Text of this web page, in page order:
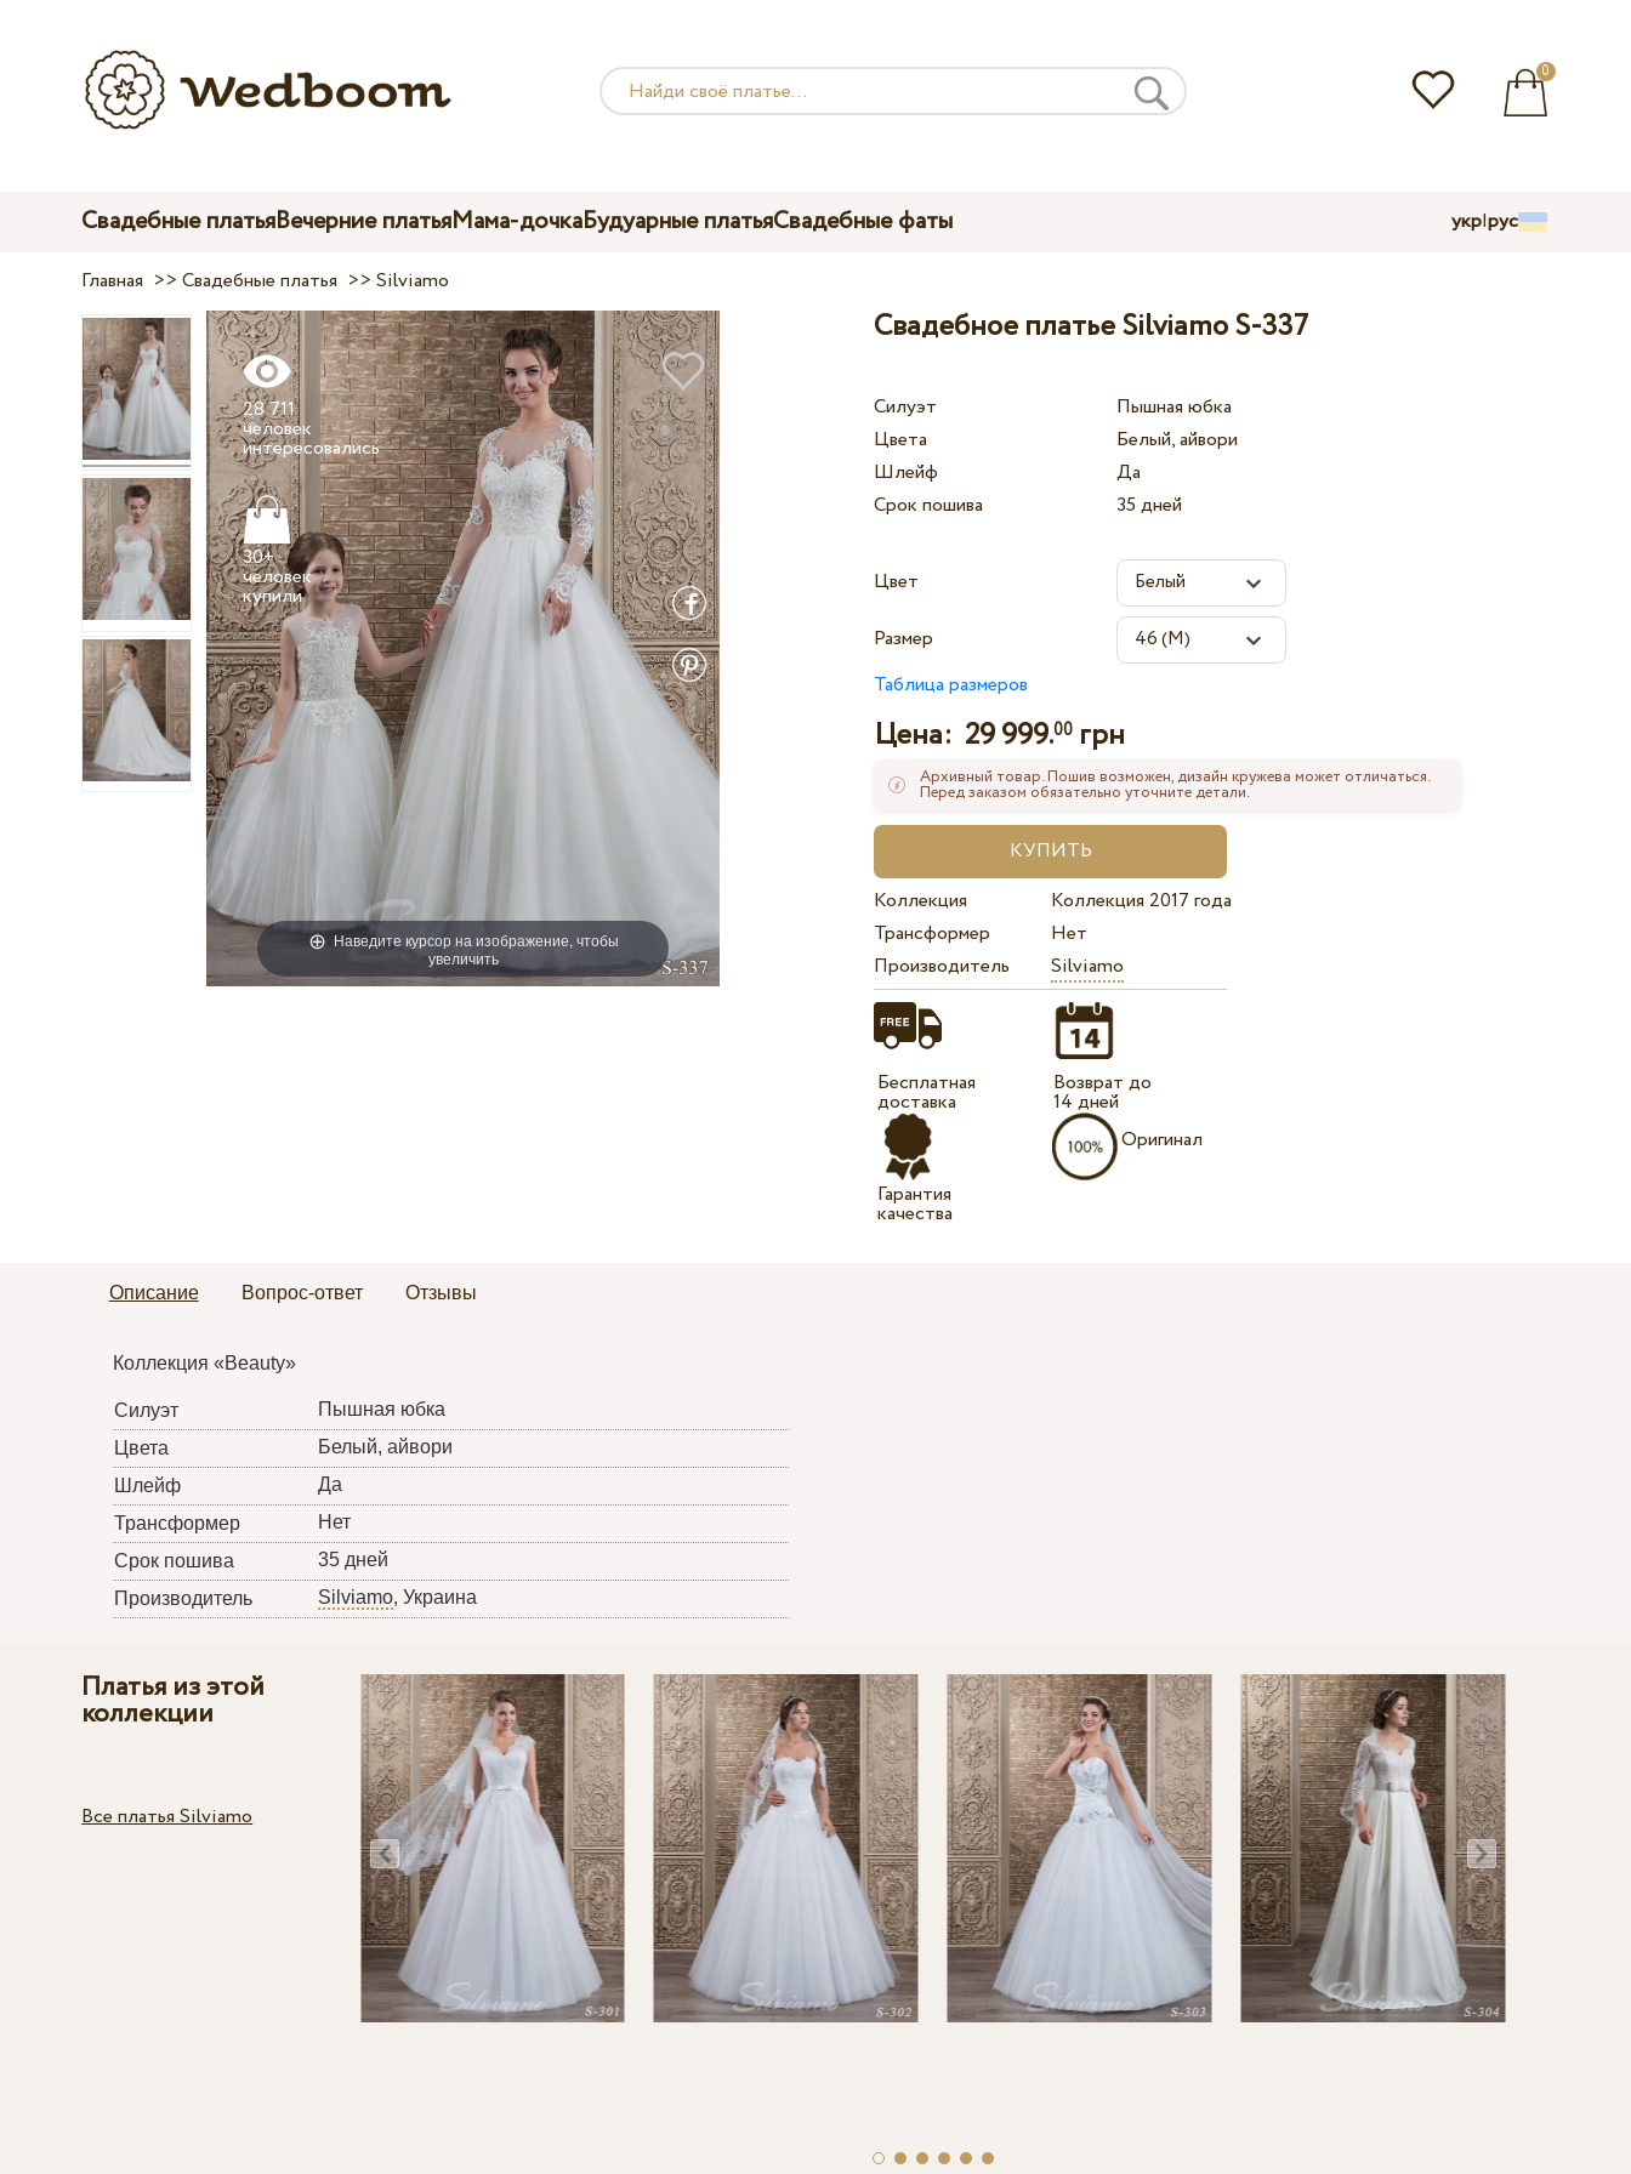
0
Свадебные платьяВечерние платьяМама-дочкаБудуарные платьяСвадебные фаты укр|рус
Главная >>Свадебные платья >>Silviamo
Наведите курсор на изображение, чтобы
увеличить
28 711
человек
интересовались
30+
человек
купили
Свадебное платье Silviamo S-337
Силуэт
Пышная юбка
Цвета
Белый, айвори
Шлейф
Да
Срок пошива
35 дней
Цвет
Размер
Таблица размеров
Цена: 29 999.00 грн
Архивный товар. Пошив возможен, дизайн кружева может отличаться.
Перед заказом обязательно уточните детали.
Коллекция
Коллекция 2017 года
Трансформер
Нет
Производитель
Silviamo
Бесплатная
доставка
Гарантия
качества
Возврат до
14 дней
Оригинал
Описание Вопрос-ответ Отзывы
Коллекция «Beauty»
Силуэт
Пышная юбка
Цвета
Белый, айвори
Шлейф
Да
Трансформер
Нет
Срок пошива
35 дней
Производитель
Silviamo, Украина
Платья из этой
коллекции
Все платья Silviamo